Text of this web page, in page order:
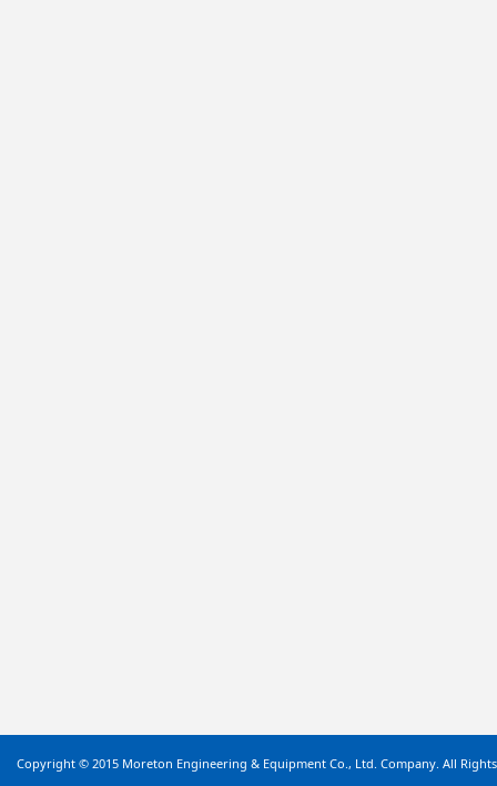
Copyright © 2015 Moreton Engineering & Equipment Co., Ltd. Company. All